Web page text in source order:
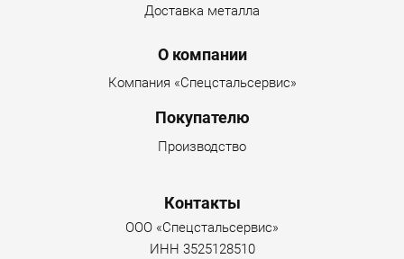
Доставка металла
О компании
Компания «Спецстальсервис»
Покупателю
Производство
Контакты
ООО «Спецстальсервис»
ИНН 3525128510